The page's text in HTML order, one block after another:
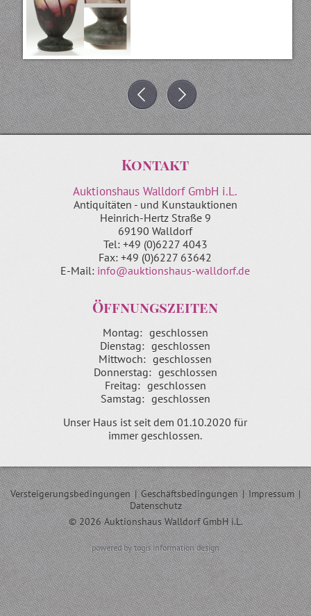
Kontakt
Auktionshaus Walldorf GmbH i.L.
Antiquitäten - und Kunstauktionen
Heinrich-Hertz Straße 9
69190 Walldorf
Tel: +49 (0)6227 4043
Fax: +49 (0)6227 63642
E-Mail: info@auktionshaus-walldorf.de
Öffnungszeiten
Montag: geschlossen
Dienstag: geschlossen
Mittwoch: geschlossen
Donnerstag: geschlossen
Freitag: geschlossen
Samstag: geschlossen
Unser Haus ist seit dem 01.10.2020 für
immer geschlossen.
Versteigerungsbedingungen | Geschäftsbedingungen | Impressum |
Datenschutz
© 2026 Auktionshaus Walldorf GmbH i.L.
powered by togis information design